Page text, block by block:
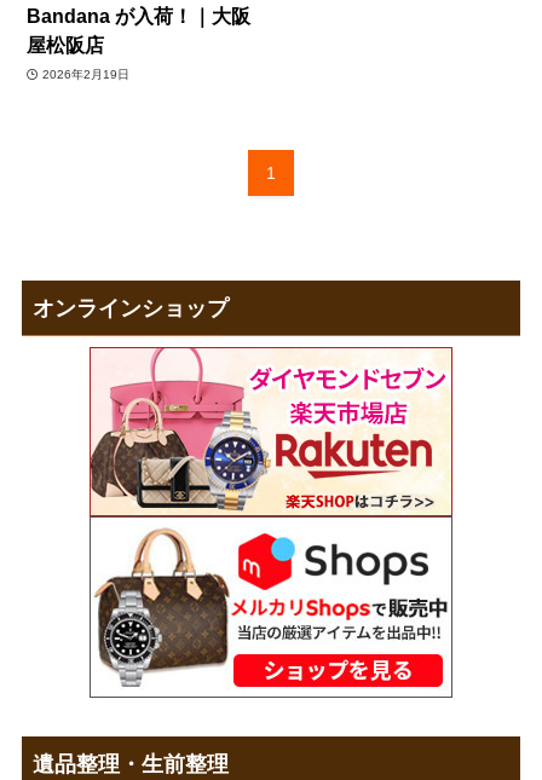
Bandana が入荷！｜大阪
屋松阪店
2026年2月19日
1
オンラインショップ
遺品整理・生前整理